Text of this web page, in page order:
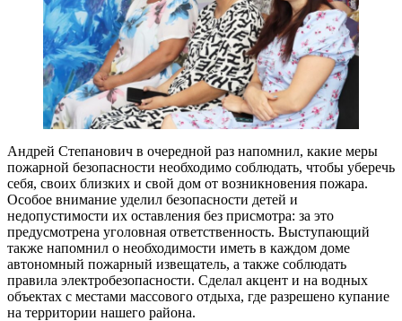
Андрей Степанович в очередной раз напомнил, какие меры
пожарной безопасности необходимо соблюдать, чтобы уберечь
себя, своих близких и свой дом от возникновения пожара.
Особое внимание уделил безопасности детей и
недопустимости их оставления без присмотра: за это
предусмотрена уголовная ответственность. Выступающий
также напомнил о необходимости иметь в каждом доме
автономный пожарный извещатель, а также соблюдать
правила электробезопасности. Сделал акцент и на водных
объектах с местами массового отдыха, где разрешено купание
на территории нашего района.